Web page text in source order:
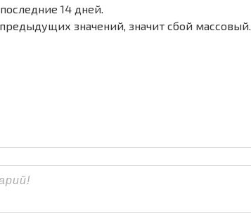
14 дней.
значений, значит сбой массовый.